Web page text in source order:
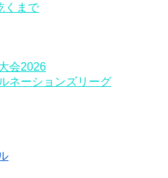
くまで
会2026
ネーションズリーグ